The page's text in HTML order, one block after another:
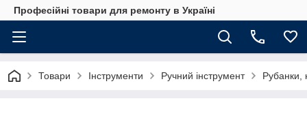
Професійні товари для ремонту в Україні
Товари Інструменти Ручний інструмент Рубанки,